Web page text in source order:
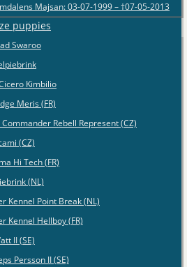
Majsan: 03-07-1999 – †07-05-2013
puppies
Swaroo
Kimbilio
Meris (FR)
Rebell Represent (CZ)
(CZ)
Hi Tech (FR)
(NL)
Kennel Point Break (NL)
Kennel Hellboy (FR)
II (SE)
Persson II (SE)